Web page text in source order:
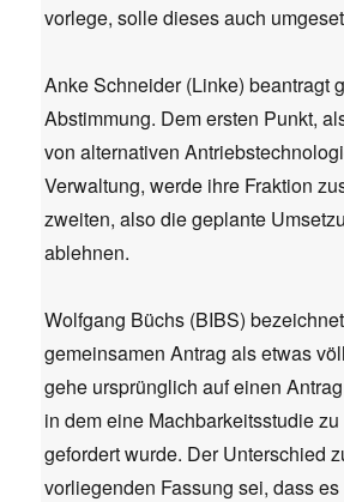
vorlege, solle dieses auch
Anke Schneider (Linke) beantragt
Abstimmung. Dem ersten Punkt,
von alternativen
Verwaltung, werde ihre Fraktion
zweiten, also die geplante
ablehnen.
Wolfgang Büchs (BIBS)
gemeinsamen Antrag als etwas
gehe ursprünglich auf einen
in dem eine Machbarkeitsstudie
gefordert wurde. Der Unterschied
vorliegenden Fassung sei, dass